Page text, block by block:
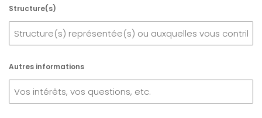
Structure(s)
Autres informations